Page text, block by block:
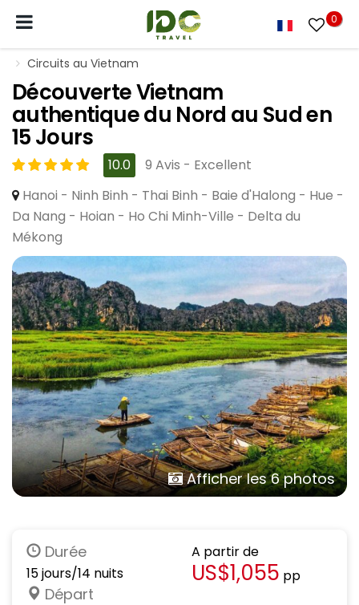
0
Circuits au Vietnam
Découverte Vietnam
authentique du Nord au Sud en
15 Jours
10.0
9 Avis - Excellent
Hanoi - Ninh Binh - Thai Binh - Baie d'Halong - Hue -
Da Nang - Hoian - Ho Chi Minh-Ville - Delta du
Mékong
Afficher les 6 photos
Durée
15 jours/14 nuits
Départ
A partir de
US$1,055 pp